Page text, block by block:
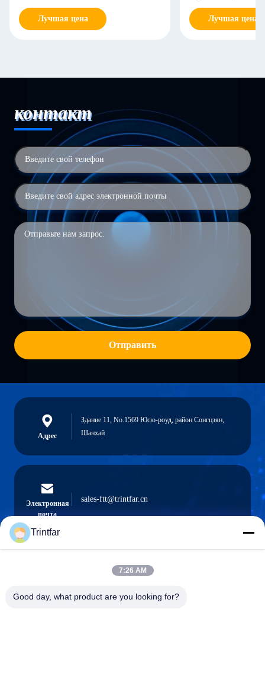
Лучшая цена
пневматический
Лучшая цена
контакт
Отправить
Адрес
Здание 11, No.1569 Юсю-роуд, район Сонгцзян,
Шанхай
Электронная
почта
sales-ftt@trintfar.cn
0086- 15216883036
Trintfar
7:26 AM
Good day, what product are you looking for?